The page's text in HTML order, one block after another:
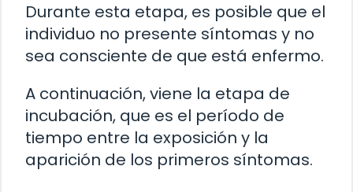
Durante esta etapa, es posible que el
individuo no presente síntomas y no
sea consciente de que está enfermo.
A continuación, viene la etapa de
incubación, que es el período de
tiempo entre la exposición y la
aparición de los primeros síntomas.